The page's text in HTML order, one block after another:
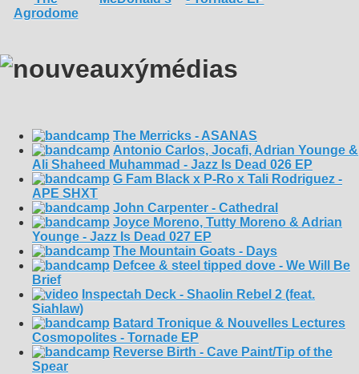
The Merricks - ASANAS
Antonio Carlos, Jocafi, Adrian Younge &
Ali Shaheed Muhammad - Jazz Is Dead 026 EP
G Fam Black x P-Ro x Tali Rodriguez -
APE SHXT
John Carpenter - Cathedral
Joyce Moreno, Tutty Moreno & Adrian
Younge - Jazz Is Dead 027 EP
The Mountain Goats - Days
Defcee & steel tipped dove - We Will Be
Brief
Inspectah Deck - Shaolin Rebel 2 (feat.
Siahlaw)
Batard Tronique & Nouvelles Lectures
Cosmopolites - Tornade EP
Reverse Birth - Cave Paint/Tip of the
Spear